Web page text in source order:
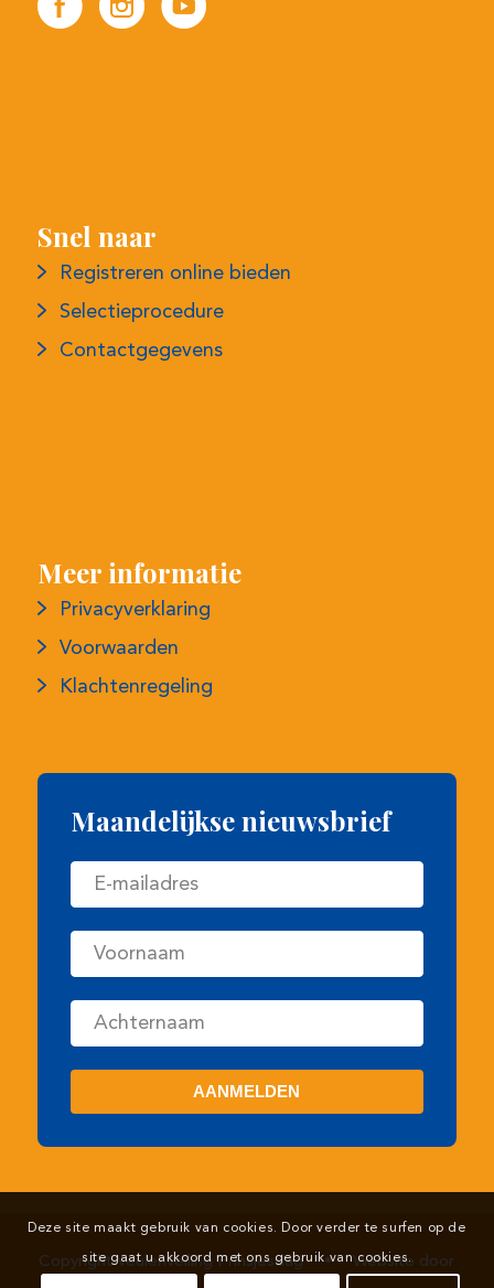
Registreren online bieden
Selectieprocedure
Contactgegevens
Privacyverklaring
Voorwaarden
Klachtenregeling
Maandelijkse nieuwsbrief
Deze site maakt gebruik van cookies. Door verder te surfen op de
site gaat u akkoord met ons gebruik van cookies.